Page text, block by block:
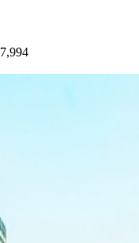
7,994